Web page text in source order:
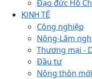
Đạo đức Hồ
KINH TẾ
Công nghiệp
Nông-Lâm
Thương mại -
Đầu tư
Nông thôn mới